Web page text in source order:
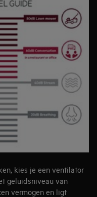
kunnen zijn voor de
toestemming te vragen
dat is aangesloten
proberen de koker zo
mogelijke afstand
(minstens 2 m).
kies je een ventilator
geluidsniveau van
vermogen en ligt